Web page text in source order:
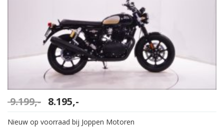
9.199,- Oorspronkelijke
prijs
was:
9.199,-.
8.195,-
prijs
is:
8.195,-.
Nieuw op voorraad bij Joppen Motoren